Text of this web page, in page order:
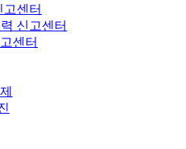
고센터
신고센터
센터